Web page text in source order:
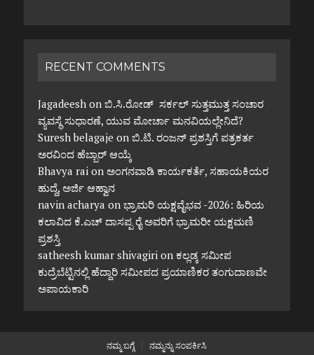
RECENT COMMENTS
Jagadeeshon ಬಿ.ಸಿ.ರೋಡ್ ಸರ್ಕಲ್ ಸುತ್ತಮುತ್ತ ಸಂಚಾರ
ವ್ಯವಸ್ಥೆ ಸುಧಾರಣೆ, ಯುವ ಮೋರ್ಚಾ ಮನವಿಯಲ್ಲೇನಿದೆ?
Suresh belagaje on ಬಿ.ಟಿ. ರಂಜನ್ ಪ್ರಶಸ್ತಿಗೆ ಪತ್ರಕರ್ತ
ಅರವಿಂದ ಹೆಬ್ಬಾರ್ ಆಯ್ಕೆ
Bhavya raion ಅಂಗನವಾಡಿ ಕಾರ್ಯಕರ್ತೆ, ಸಹಾಯಕಿಯರ
ಹುದ್ದೆ, ಅರ್ಜಿ ಆಹ್ವಾನ
navin acharya on ಭ್ರಾಮರಿ ಯಕ್ಷವೈಭವ -2026: ಹಿರಿಯ
ಕಲಾವಿದ ಕೆ.ಎಚ್ ದಾಸಪ್ಪ ರೈ ಅವರಿಗೆ ಭ್ರಾಮರೀ ಯಕ್ಷಮಣಿ
ಪ್ರಶಸ್ತಿ
satheesh kumar shivagirion ಕಲ್ಲಡ್ಕ ಸಮೀಪ
ಕುದ್ರೆಬೆಟ್ಟಿನಲ್ಲಿ ಹೆದ್ದಾರಿ ಸಮೀಪದ ಪ್ರಯಾಣಿಕರ ತಂಗುದಾಣವೇ
ಅಪಾಯಕಾರಿ
ನಮ್ಮ ಬಗ್ಗೆ ನಮ್ಮನ್ನು ಸಂಪರ್ಕಿಸಿ